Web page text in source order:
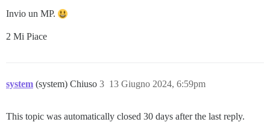
Invio un MP.
2 Mi Piace
system (system) Chiuso 13 Giugno 2024, 6:59pm
3
This topic was automatically closed 30 days after the last reply.